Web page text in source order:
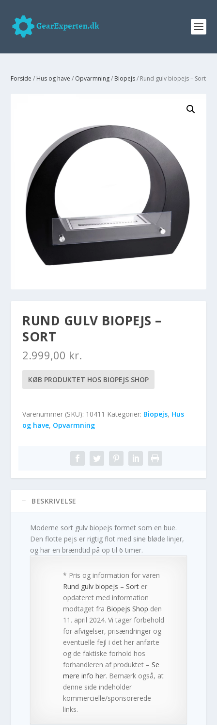
Forside / Hus og have / Opvarmning/ Biopejs/ Rund gulv biopejs – Sort
RUND GULV BIOPEJS –
SORT
2.999,00 kr.
KØB PRODUKTET HOS BIOPEJS SHOP
Varenummer (SKU): 10411 Kategorier: Biopejs, Hus
og have, Opvarmning
BESKRIVELSE
Moderne sort gulv biopejs formet som en bue.
Den flotte pejs er rigtig flot med sine bløde linjer,
og har en brændtid på op til 6 timer.
* Pris og information for varen
Rund gulv biopejs – Sort er
opdateret med information
modtaget fra Biopejs Shop den
11. april 2024. Vi tager forbehold
for afvigelser, prisændringer og
eventuelle fejl i det her anførte
og de faktiske forhold hos
forhandleren af produktet –Se
mere info her. Bemærk også, at
denne side indeholder
kommercielle/sponsorerede
links.